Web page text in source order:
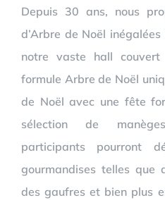
Depuis 30 ans, nous
d’Arbre de Noël
notre vaste hall
formule Arbre de Noël
de Noël avec une fête
sélection de
participants pourront
gourmandises telles que
des gaufres et bien plus